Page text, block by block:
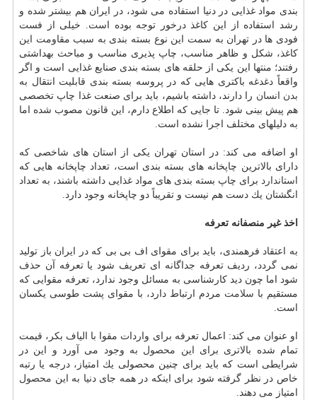
بندی مواد غذایی در دنیا استفاده می شود، در ایران هم بیشتر شده و
رشد استفاده از این كاغذ درخور توجه بوده است. خیلی از فست
فودی ها در تهران به سمت این نوع بسته بندی به سبب مقاومت این
كاغذ، شكل و ظاهر مناسب، چاپ پذیری مناسب و مباحث بهداشتی
رفتند؛ منتها این یكی از حلقه های بسته بندی صنایع غذایی است و اگر
واقعاً دغدغه باكتری هایی كه در پروسه بسته بندی قابلیت انتقال به
بدن انسان را دارند، داشته باشیم، باید برای صنعت غذا چاپ تخصصی
هم پیش بینی شود. تا جایی كه اطلاع دارم، این قانون مصوب شده اما
به دلیلهای مختلف اجرا نشده است.
او اضافه می كند: در استان تهران یكی از استان های شاخصی كه
دارای بالاترین چاپخانه های بسته بندی است، تعداد چاپخانه هایی كه
استاندارد برای چاپ بسته بندی های مواد غذایی داشته باشند، به تعداد
انگشتان یك دست هم نیست و تقریباً دو چاپخانه وجود دارد.
اخذ غیر منصفانه تعرفه
به اعتقاد فرهمندی، باید برای مقوای اف بی بی كه در ایران باز تولید
نمی گردد، ردیف تعرفه جداگانه ای تعریف شود یا تعرفه آن حذف
شود اما چون دید كارشناسی به مسائل وجود ندارد، تعرفه مقوایی كه
مستقیم با سلامت مردم ارتباط دارد، با مقوای پشت طوسی یكسان
است.
او عنوان می كند: اعمال تعرفه برای واردات مقوا با الیاف بكر، قیمت
تمام شده بالاتری برای این محصول به وجود می آورد و این در
شرایطی است كه باید برای چنین محصولی یك امتیاز، درجه یا رتبه
خاص در نظر گرفته شود برای اینكه در همه جای دنیا به این محصول
امتیاز می دهند.